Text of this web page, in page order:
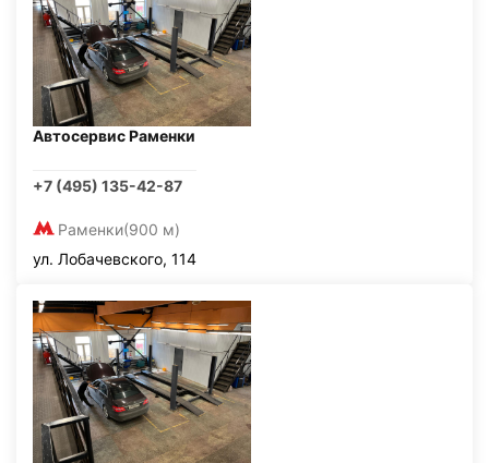
Автосервис Раменки
+7 (495) 135-42-87
Раменки(900 м)
ул. Лобачевского, 114